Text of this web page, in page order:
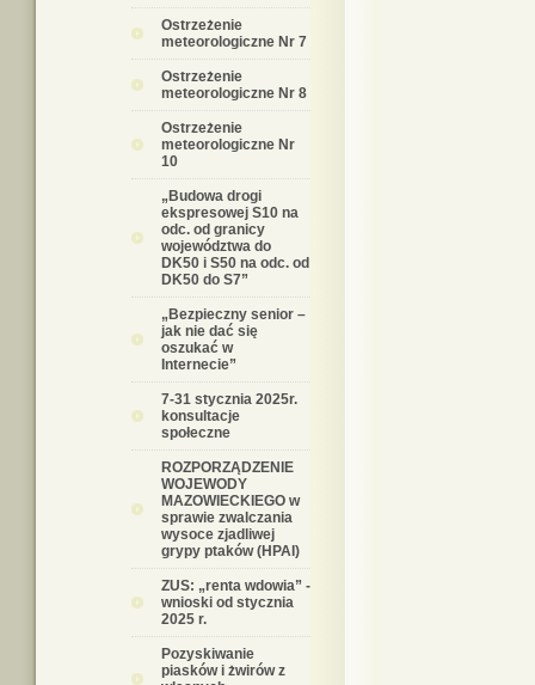
Ostrzeżenie
meteorologiczne Nr 7
Ostrzeżenie
meteorologiczne Nr 8
Ostrzeżenie
meteorologiczne Nr
10
„Budowa drogi
ekspresowej S10 na
odc. od granicy
województwa do
DK50 i S50 na odc. od
DK50 do S7”
„Bezpieczny senior –
jak nie dać się
oszukać w
Internecie”
7-31 stycznia 2025r.
konsultacje
społeczne
ROZPORZĄDZENIE
WOJEWODY
MAZOWIECKIEGO w
sprawie zwalczania
wysoce zjadliwej
grypy ptaków (HPAI)
ZUS: „renta wdowia” -
wnioski od stycznia
2025 r.
Pozyskiwanie
piasków i żwirów z